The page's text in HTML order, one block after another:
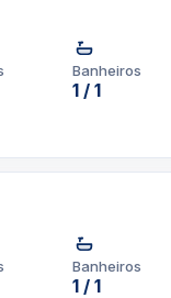
Banheiros
1 / 1
Banheiros
1 / 1